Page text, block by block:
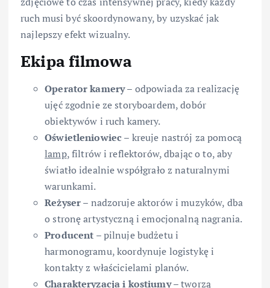
ruch musi być skoordynowany, by uzyskać jak
najlepszy efekt wizualny.
Ekipa filmowa
Operator kamery– odpowiada za realizację
ujęć zgodnie ze storyboardem, dobór
obiektywów i ruch kamery.
Oświetleniowiec – kreuje nastrój za pomocą
lamp, filtrów i reflektorów, dbając o to, aby
światło idealnie współgrało z naturalnymi
warunkami.
Reżyser– nadzoruje aktorów i muzyków, dba
o stronę artystyczną i emocjonalną nagrania.
Producent – pilnuje budżetu i
harmonogramu, koordynuje logistykę i
kontakty z właścicielami planów.
Charakteryzacja i kostiumy– tworzą